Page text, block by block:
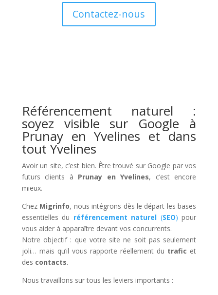
Contactez-nous
Référencement naturel :
soyez visible sur Google à
Prunay en Yvelines et dans
tout Yvelines
Avoir un site, c’est bien. Être trouvé sur Google par vos
futurs clients à Prunay en Yvelines, c’est encore
mieux.
Chez Migrinfo, nous intégrons dès le départ les bases
essentielles du référencement naturel (SEO) pour
vous aider à apparaître devant vos concurrents.
Notre objectif : que votre site ne soit pas seulement
joli… mais qu’il vous rapporte réellement du trafic et
des contacts.
Nous travaillons sur tous les leviers importants :